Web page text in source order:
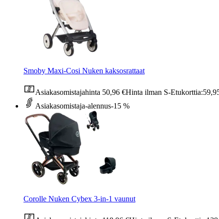
Smoby Maxi-Cosi Nuken kaksosrattaat
Asiakasomistajahinta 50,96 €Hinta ilman S-Etukorttia:
Asiakasomistaja-alennus-15 %
Corolle Nuken Cybex 3-in-1 vaunut